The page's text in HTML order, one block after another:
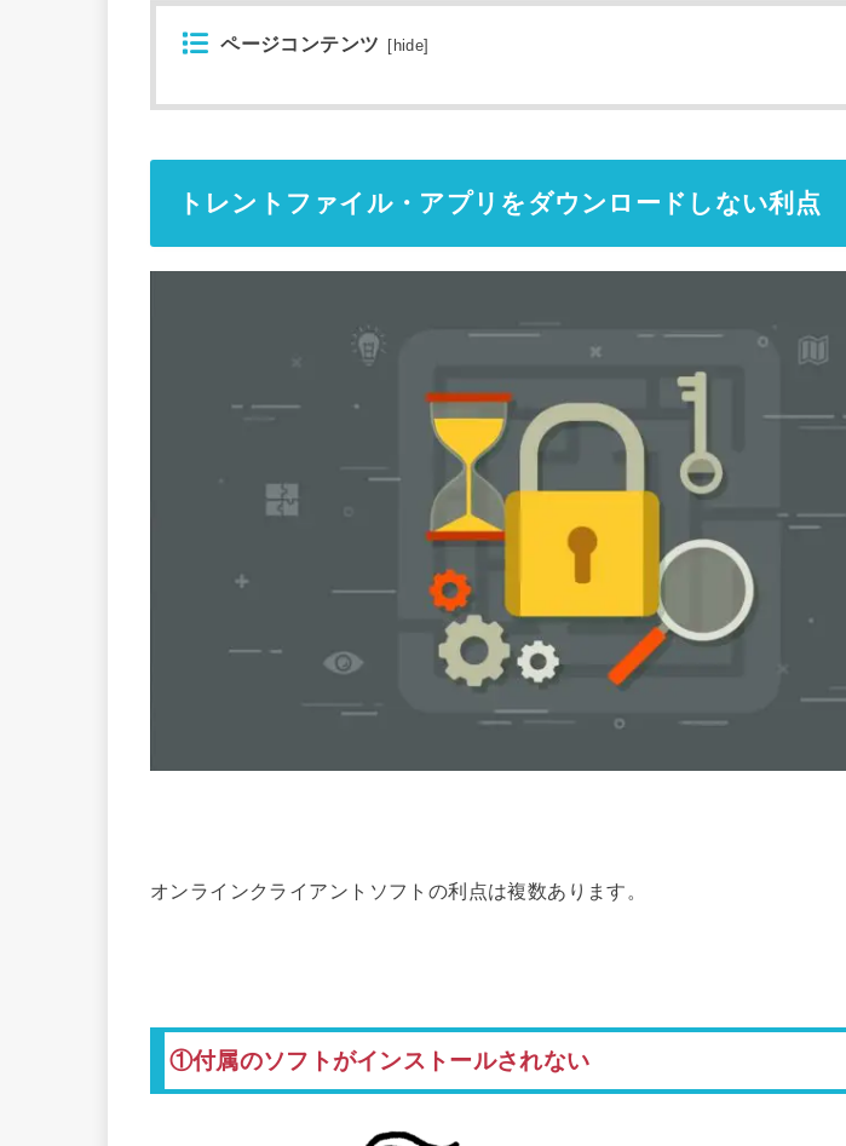
ページコンテンツ hide
トレントファイル・アプリをダウンロードしない利点
オンラインクライアントソフトの利点は複数あります。
①付属のソフトがインストールされない